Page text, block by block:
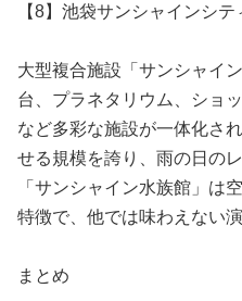
【8】池袋サンシャインシテ
大型複合施設「サンシャイ
台、プラネタリウム、ショ
など多彩な施設が一体化さ
せる規模を誇り、雨の日の
「サンシャイン水族館」は
特徴で、他では味わえない
まとめ